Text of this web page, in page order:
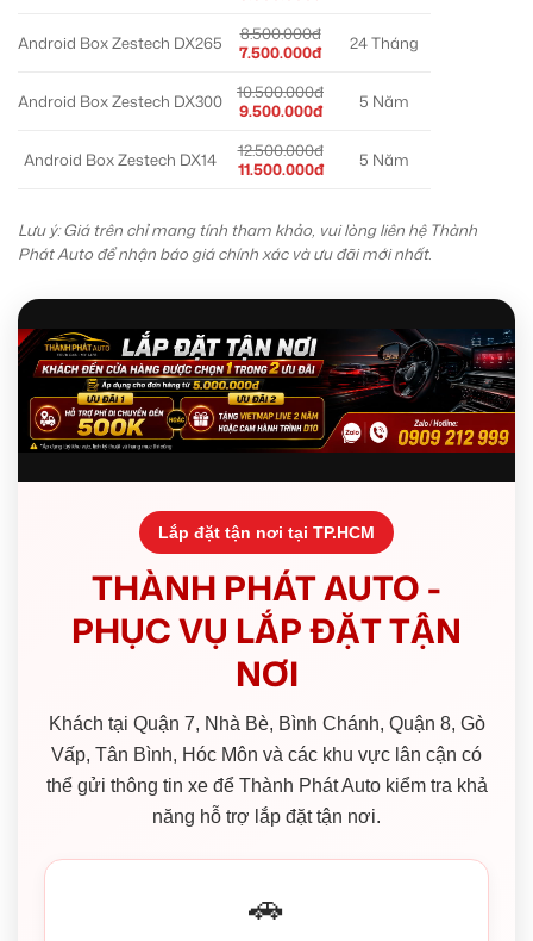
Android Box Zestech DX265
8.500.000đ
7.500.000đ
24 Tháng
Android Box Zestech DX300
10.500.000đ
9.500.000đ
5 Năm
Android Box Zestech DX14
12.500.000đ
11.500.000đ
5 Năm
Lưu ý: Giá trên chỉ mang tính tham khảo, vui lòng liên hệ Thành
Phát Auto để nhận báo giá chính xác và ưu đãi mới nhất.
Lắp đặt tận nơi tại TP.HCM
THÀNH PHÁT AUTO -
PHỤC VỤ LẮP ĐẶT TẬN
NƠI
Khách tại Quận 7, Nhà Bè, Bình Chánh, Quận 8, Gò
Vấp, Tân Bình, Hóc Môn và các khu vực lân cận có
thể gửi thông tin xe để Thành Phát Auto kiểm tra khả
năng hỗ trợ lắp đặt tận nơi.
🚗